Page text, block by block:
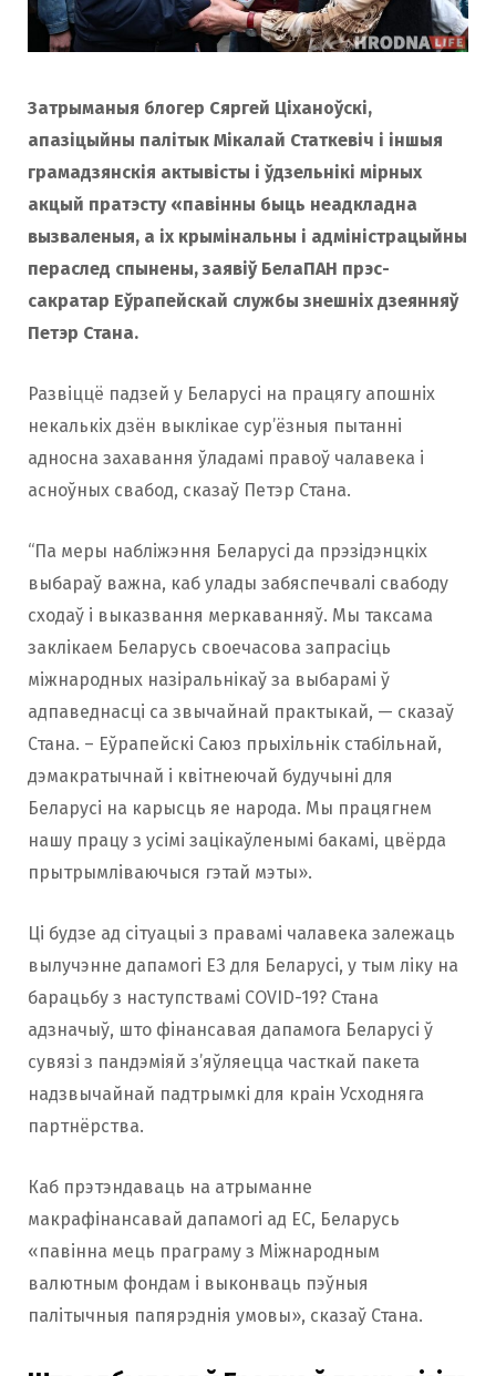
Затрыманыя блогер Сяргей Ціханоўскі,
апазіцыйны палітык Мікалай Статкевіч і іншыя
грамадзянскія актывісты і ўдзельнікі мірных
акцый пратэсту «павінны быць неадкладна
вызваленыя, а іх крымінальны і адміністрацыйны
пераслед спынены, заявіў БелаПАН прэс-
сакратар Еўрапейскай службы знешніх дзеянняў
Петэр Стана.
Развіццё падзей у Беларусі на працягу апошніх
некалькіх дзён выклікае сур’ёзныя пытанні
адносна захавання ўладамі правоў чалавека і
асноўных свабод, сказаў Петэр Стана.
“Па меры набліжэння Беларусі да прэзідэнцкіх
выбараў важна, каб улады забяспечвалі свабоду
сходаў і выказвання меркаванняў. Мы таксама
заклікаем Беларусь своечасова запрасіць
міжнародных назіральнікаў за выбарамі ў
адпаведнасці са звычайнай практыкай, — сказаў
Стана. – Еўрапейскі Саюз прыхільнік стабільнай,
дэмакратычнай і квітнеючай будучыні для
Беларусі на карысць яе народа. Мы працягнем
нашу працу з усімі зацікаўленымі бакамі, цвёрда
прытрымліваючыся гэтай мэты».
Ці будзе ад сітуацыі з правамі чалавека залежаць
вылучэнне дапамогі ЕЗ для Беларусі, у тым ліку на
барацьбу з наступствамі COVID-19? Стана
адзначыў, што фінансавая дапамога Беларусі ў
сувязі з пандэміяй з’яўляецца часткай пакета
надзвычайнай падтрымкі для краін Усходняга
партнёрства.
Каб прэтэндаваць на атрыманне
макрафінансавай дапамогі ад ЕС, Беларусь
«павінна мець праграму з Міжнародным
валютным фондам і выконваць пэўныя
палітычныя папярэднія умовы», сказаў Стана.